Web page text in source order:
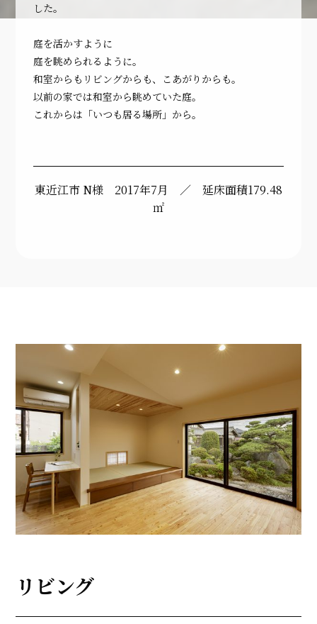
した。
庭を活かすように
庭を眺められるように。
和室からもリビングからも、こあがりからも。
以前の家では和室から眺めていた庭。
これからは「いつも居る場所」から。
東近江市 N様 2017年7月 ／ 延床面積179.48
㎡
リビング